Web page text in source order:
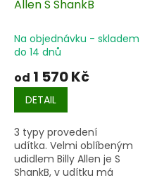
Allen S ShankB
Na objednávku - skladem
do 14 dnů
od 1 570 Kč
DETAIL
3 typy provedení
udítka. Velmi oblíbeným
udidlem Billy Allen je S
ShankB, v udítku má